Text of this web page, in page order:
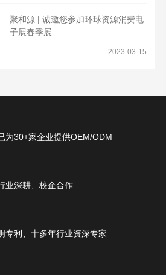
聚和源 | 诚邀您参加环球资源消费电
子展春季展
2023-03-15
为30+家企业提供OEM/ODM
业深耕、校企合作
专利、十多年行业资深专家